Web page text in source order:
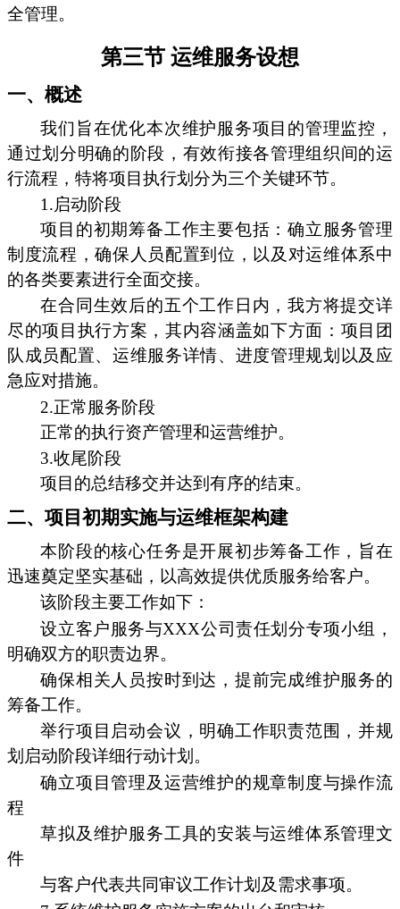
全管理。
第三节 运维服务设想
一、概述
我们旨在优化本次维护服务项目的管理监控，
通过划分明确的阶段，有效衔接各管理组织间的运
行流程，特将项目执行划分为三个关键环节。
1.启动阶段
项目的初期筹备工作主要包括：确立服务管理
制度流程，确保人员配置到位，以及对运维体系中
的各类要素进行全面交接。
在合同生效后的五个工作日内，我方将提交详
尽的项目执行方案，其内容涵盖如下方面：项目团
队成员配置、运维服务详情、进度管理规划以及应
急应对措施。
2.正常服务阶段
正常的执行资产管理和运营维护。
3.收尾阶段
项目的总结移交并达到有序的结束。
二、项目初期实施与运维框架构建
本阶段的核心任务是开展初步筹备工作，旨在
迅速奠定坚实基础，以高效提供优质服务给客户。
该阶段主要工作如下：
设立客户服务与XXX公司责任划分专项小组，
明确双方的职责边界。
确保相关人员按时到达，提前完成维护服务的
筹备工作。
举行项目启动会议，明确工作职责范围，并规
划启动阶段详细行动计划。
确立项目管理及运营维护的规章制度与操作流
程
草拟及维护服务工具的安装与运维体系管理文
件
与客户代表共同审议工作计划及需求事项。